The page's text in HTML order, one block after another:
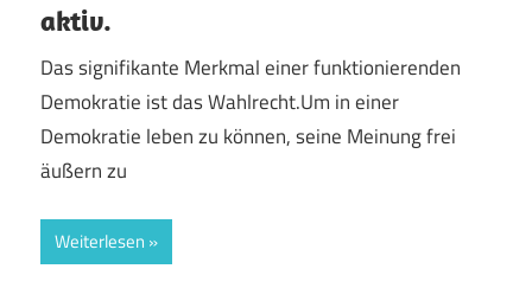
aktiv.
Das signifikante Merkmal einer funktionierenden
Demokratie ist das Wahlrecht.Um in einer
Demokratie leben zu können, seine Meinung frei
äußern zu
Weiterlesen